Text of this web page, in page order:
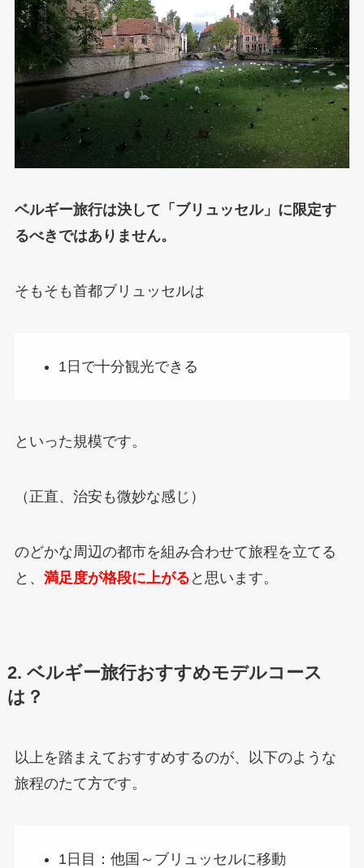
ベルギー旅行は決して「ブリュッセル」に限定す
るべきではありません。
そもそも首都ブリュッセルは
1日で十分観光できる
といった規模です。
（正直、治安も微妙な感じ）
のどかな周辺の都市を組み合わせて旅程を立てる
と、 満足度が格段に上がる と思います。
2. ベルギー旅行おすすめモデルコース
は？
以上を踏まえておすすめするのが、以下のような
旅程のたて方です。
1日目：他国～ブリュッセルに移動